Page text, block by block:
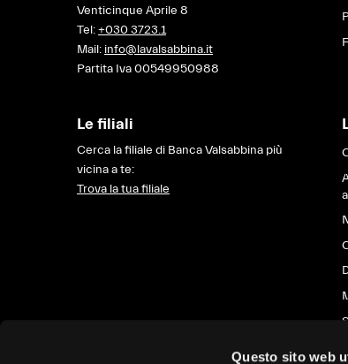
Questo sito web
Venticinque Aprile 8
Tel:+030 3723.1
Mail: info@lavalsabbina.it
Partita Iva 00549950988
Le filiali
Cerca la filiale di Banca Valsabbina più
vicina a te:
Trova la tua filiale